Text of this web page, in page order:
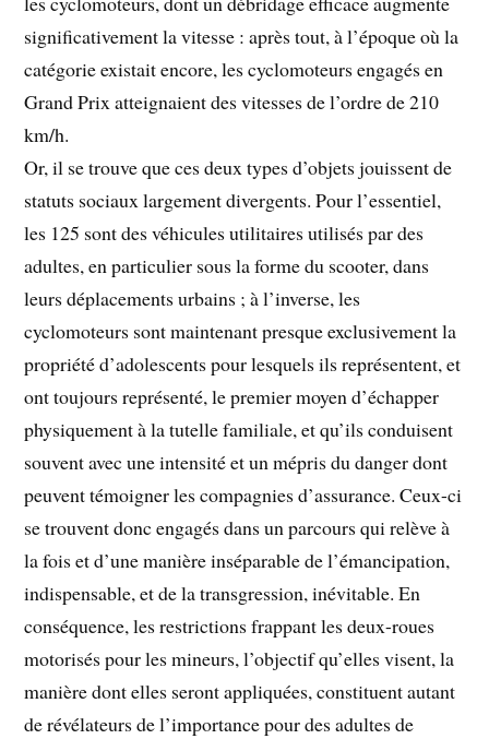
significativement la vitesse : après tout, à l’époque où la
catégorie existait encore, les cyclomoteurs engagés en
Grand Prix atteignaient des vitesses de l’ordre de 210
km/h.
Or, il se trouve que ces deux types d’objets jouissent de
statuts sociaux largement divergents. Pour l’essentiel,
les 125 sont des véhicules utilitaires utilisés par des
adultes, en particulier sous la forme du scooter, dans
leurs déplacements urbains ; à l’inverse, les
cyclomoteurs sont maintenant presque exclusivement la
propriété d’adolescents pour lesquels ils représentent, et
ont toujours représenté, le premier moyen d’échapper
physiquement à la tutelle familiale, et qu’ils conduisent
souvent avec une intensité et un mépris du danger dont
peuvent témoigner les compagnies d’assurance. Ceux-ci
se trouvent donc engagés dans un parcours qui relève à
la fois et d’une manière inséparable de l’émancipation,
indispensable, et de la transgression, inévitable. En
conséquence, les restrictions frappant les deux-roues
motorisés pour les mineurs, l’objectif qu’elles visent, la
manière dont elles seront appliquées, constituent autant
de révélateurs de l’importance pour des adultes de